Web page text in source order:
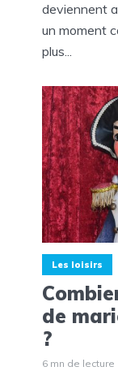
deviennent
un moment
plus...
Les loisirs
de
?
6 mn de lecture